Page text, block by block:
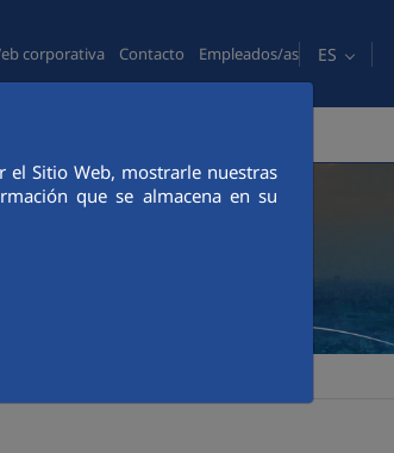
el Sitio Web, mostrarle nuestras
que se almacena en su
corporativa Contacto Empleados/as ES